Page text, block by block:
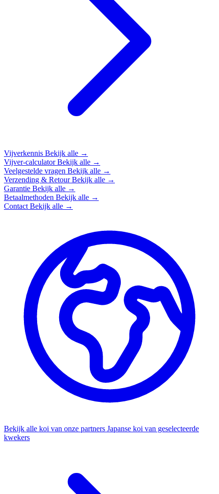
Vijverkennis Bekijk alle →
Vijver-calculatorBekijk alle →
Veelgestelde vragen Bekijk alle →
Verzending & RetourBekijk alle →
Garantie Bekijk alle →
Betaalmethoden Bekijk alle →
Contact Bekijk alle →
Bekijk alle koi van onze partners Japanse koi van geselecteerde
kwekers